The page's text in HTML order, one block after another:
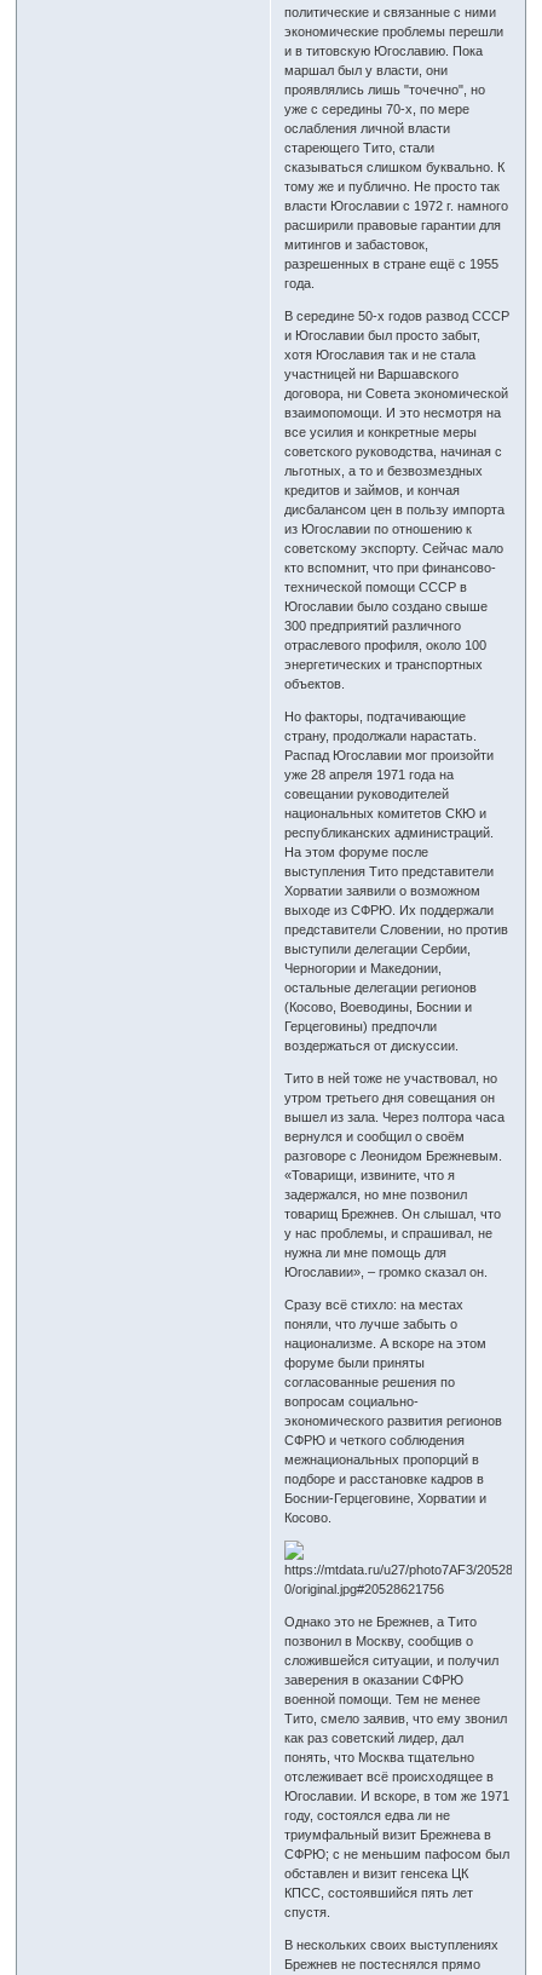
политические и связанные с ними
экономические проблемы перешли
и в титовскую Югославию. Пока
маршал был у власти, они
проявлялись лишь "точечно", но
уже с середины 70-х, по мере
ослабления личной власти
стареющего Тито, стали
сказываться слишком буквально. К
тому же и публично. Не просто так
власти Югославии с 1972 г. намного
расширили правовые гарантии для
митингов и забастовок,
разрешенных в стране ещё с 1955
года.
В середине 50-х годов развод СССР
и Югославии был просто забыт,
хотя Югославия так и не стала
участницей ни Варшавского
договора, ни Совета экономической
взаимопомощи. И это несмотря на
все усилия и конкретные меры
советского руководства, начиная с
льготных, а то и безвозмездных
кредитов и займов, и кончая
дисбалансом цен в пользу импорта
из Югославии по отношению к
советскому экспорту. Сейчас мало
кто вспомнит, что при финансово-
технической помощи СССР в
Югославии было создано свыше
300 предприятий различного
отраслевого профиля, около 100
энергетических и транспортных
объектов.
Но факторы, подтачивающие
страну, продолжали нарастать.
Распад Югославии мог произойти
уже 28 апреля 1971 года на
совещании руководителей
национальных комитетов СКЮ и
республиканских администраций.
На этом форуме после
выступления Тито представители
Хорватии заявили о возможном
выходе из СФРЮ. Их поддержали
представители Словении, но против
выступили делегации Сербии,
Черногории и Македонии,
остальные делегации регионов
(Косово, Воеводины, Боснии и
Герцеговины) предпочли
воздержаться от дискуссии.
Тито в ней тоже не участвовал, но
утром третьего дня совещания он
вышел из зала. Через полтора часа
вернулся и сообщил о своём
разговоре с Леонидом Брежневым.
«Товарищи, извините, что я
задержался, но мне позвонил
товарищ Брежнев. Он слышал, что
у нас проблемы, и спрашивал, не
нужна ли мне помощь для
Югославии», – громко сказал он.
Сразу всё стихло: на местах
поняли, что лучше забыть о
национализме. А вскоре на этом
форуме были приняты
согласованные решения по
вопросам социально-
экономического развития регионов
СФРЮ и четкого соблюдения
межнациональных пропорций в
подборе и расстановке кадров в
Боснии-Герцеговине, Хорватии и
Косово.
Однако это не Брежнев, а Тито
позвонил в Москву, сообщив о
сложившейся ситуации, и получил
заверения в оказании СФРЮ
военной помощи. Тем не менее
Тито, смело заявив, что ему звонил
как раз советский лидер, дал
понять, что Москва тщательно
отслеживает всё происходящее в
Югославии. И вскоре, в том же 1971
году, состоялся едва ли не
триумфальный визит Брежнева в
СФРЮ; с не меньшим пафосом был
обставлен и визит генсека ЦК
КПСС, состоявшийся пять лет
спустя.
В нескольких своих выступлениях
Брежнев не постеснялся прямо